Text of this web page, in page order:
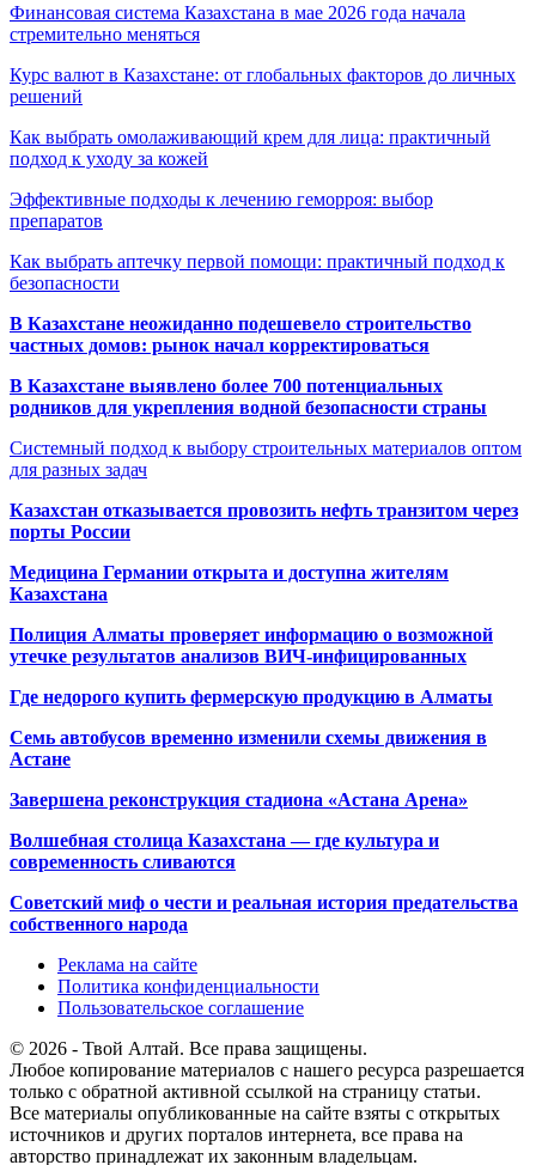
Финансовая система Казахстана в мае 2026 года начала
стремительно меняться
Курс валют в Казахстане: от глобальных факторов до личных
решений
Как выбрать омолаживающий крем для лица: практичный
подход к уходу за кожей
Эффективные подходы к лечению геморроя: выбор
препаратов
Как выбрать аптечку первой помощи: практичный подход к
безопасности
В Казахстане неожиданно подешевело строительство
частных домов: рынок начал корректироваться
В Казахстане выявлено более 700 потенциальных
родников для укрепления водной безопасности страны
Системный подход к выбору строительных материалов оптом
для разных задач
Казахстан отказывается провозить нефть транзитом через
порты России
Медицина Германии открыта и доступна жителям
Казахстана
Полиция Алматы проверяет информацию о возможной
утечке результатов анализов ВИЧ-инфицированных
Где недорого купить фермерскую продукцию в Алматы
Семь автобусов временно изменили схемы движения в
Астане
Завершена реконструкция стадиона «Астана Арена»
Волшебная столица Казахстана — где культура и
современность сливаются
Советский миф о чести и реальная история предательства
собственного народа
Реклама на сайте
Политика конфиденциальности
Пользовательское соглашение
© 2026 - Твой Алтай. Все права защищены.
Любое копирование материалов с нашего ресурса разрешается
только с обратной активной ссылкой на страницу статьи.
Все материалы опубликованные на сайте взяты с открытых
источников и других порталов интернета, все права на
авторство принадлежат их законным владельцам.